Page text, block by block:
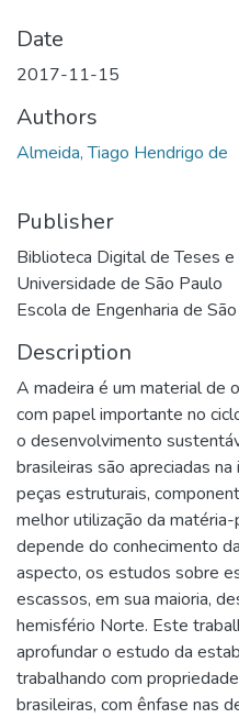
Date
2017-11-15
Authors
Almeida, Tiago Hendrigo de
Publisher
Biblioteca Digital de Teses
Universidade de São Paulo
Escola de Engenharia de
Description
A madeira é um material de
com papel importante no
o desenvolvimento
brasileiras são apreciadas
peças estruturais,
melhor utilização da
depende do conhecimento
aspecto, os estudos sobre
escassos, em sua maioria,
hemisfério Norte. Este
aprofundar o estudo da
trabalhando com
brasileiras, com ênfase nas